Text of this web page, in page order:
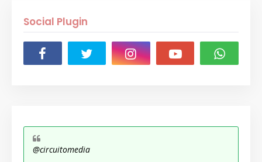
Social Plugin
@circuitomedia